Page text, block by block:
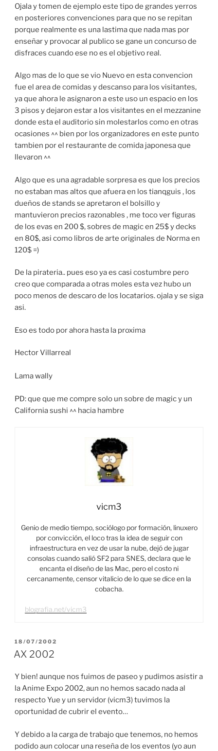
Ojala y tomen de ejemplo este tipo de grandes yerros
en posteriores convenciones para que no se repitan
porque realmente es una lastima que nada mas por
enseñar y provocar al publico se gane un concurso de
disfraces cuando ese no es el objetivo real.
Algo mas de lo que se vio Nuevo en esta convencion
fue el area de comidas y descanso para los visitantes,
ya que ahora le asignaron a este uso un espacio en los
3 pisos y dejaron estar a los visitantes en el mezzanine
donde esta el auditorio sin molestarlos como en otras
ocasiones ^^ bien por los organizadores en este punto
tambien por el restaurante de comida japonesa que
llevaron ^^
Algo que es una agradable sorpresa es que los precios
no estaban mas altos que afuera en los tianqguis , los
dueños de stands se apretaron el bolsillo y
mantuvieron precios razonables , me toco ver figuras
de los evas en 200 $, sobres de magic en 25$ y decks
en 80$, asi como libros de arte originales de Norma en
120$ =)
De la pirateria.. pues eso ya es casi costumbre pero
creo que comparada a otras moles esta vez hubo un
poco menos de descaro de los locatarios. ojala y se siga
asi.
Eso es todo por ahora hasta la proxima
Hector Villarreal
Lama wally
PD: que que me compre solo un sobre de magic y un
California sushi ^^ hacia hambre
vicm3
Genio de medio tiempo, sociólogo por formación, linuxero
por convicción, el loco tras la idea de seguir con
infraestructura en vez de usar la nube, dejó de jugar
consolas cuando salió SF2 para SNES, declara que le
encanta el diseño de las Mac, pero el costo ni
cercanamente, censor vitalicio de lo que se dice en la
cobacha.
blografia.net/vicm3
PUBLICADO
EL
18/07/2002
AX 2002
Y bien! aunque nos fuimos de paseo y pudimos asistir a
la Anime Expo 2002, aun no hemos sacado nada al
respecto Yue y un servidor (vicm3) tuvimos la
oportunidad de cubrir el evento…
Y debido a la carga de trabajo que tenemos, no hemos
podido aun colocar una reseña de los eventos (yo aun